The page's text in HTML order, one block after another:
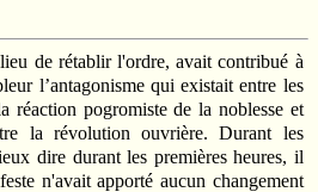
de rétablir l'ordre, avait contribué à
l’antagonisme qui existait entre les
réaction pogromiste de la noblesse et
la révolution ouvrière. Durant les
dire durant les premières heures, il
n'avait apporté aucun changement